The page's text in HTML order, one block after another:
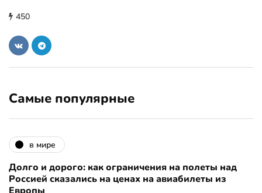
450
Самые популярные
в мире
Долго и дорого: как ограничения на полеты над
Россией сказались на ценах на авиабилеты из